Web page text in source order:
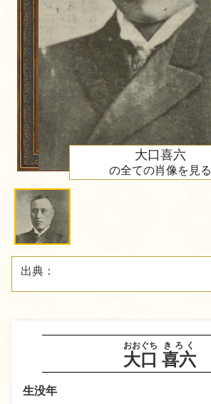
大口
おおぐち
喜六
きろく
生没年
大口喜六
の全ての肖像を見る
出典：